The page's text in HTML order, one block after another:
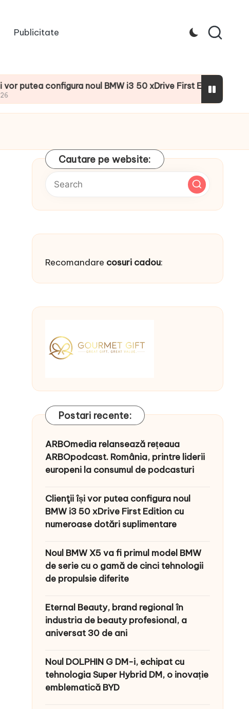
Publicitate
configura noul BMW i3 50 xDrive First Edition cu numeroase
Cautare pe website:
Recomandare cosuri cadou:
Postari recente:
ARBOmedia relansează rețeaua
ARBOpodcast. România, printre liderii
europeni la consumul de podcasturi
Clienţii își vor putea configura noul
BMW i3 50 xDrive First Edition cu
numeroase dotări suplimentare
Noul BMW X5 va fi primul model BMW
de serie cu o gamă de cinci tehnologii
de propulsie diferite
Eternal Beauty, brand regional în
industria de beauty profesional, a
aniversat 30 de ani
Noul DOLPHIN G DM-i, echipat cu
tehnologia Super Hybrid DM, o inovație
emblematică BYD